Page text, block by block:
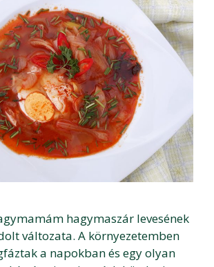
hagymaszár levesének
változata. A környezetemben
a napokban és egy olyan